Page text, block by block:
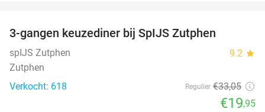
3-gangen keuzediner bij SpIJS Zutphen
spIJS Zutphen 9.2 star
Zutphen
Verkocht: 618
Regulier €33,05
€19,95